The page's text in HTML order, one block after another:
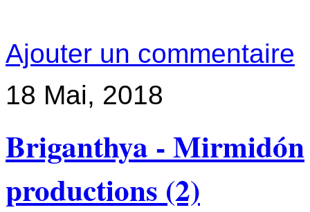
Ajouter un commentaire
18 Mai, 2018
Briganthya - Mirmidón
productions (2)